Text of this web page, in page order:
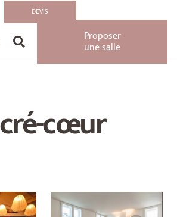
DEVIS
Proposer
une salle
cœur